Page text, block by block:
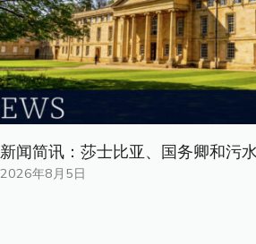
新闻简讯：莎士比亚、国务卿和污
2026年8月5日